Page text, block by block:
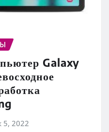
Galaxy
5, 2022